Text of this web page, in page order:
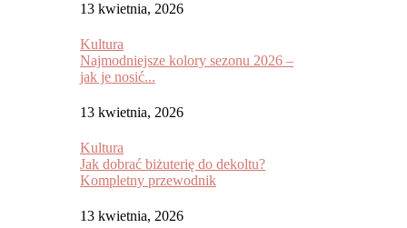
13 kwietnia, 2026
Kultura
Najmodniejsze kolory sezonu 2026 –
jak je nosić...
13 kwietnia, 2026
Kultura
Jak dobrać biżuterię do dekoltu?
Kompletny przewodnik
13 kwietnia, 2026